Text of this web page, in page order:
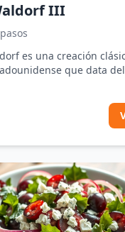
III
es una creación
que data